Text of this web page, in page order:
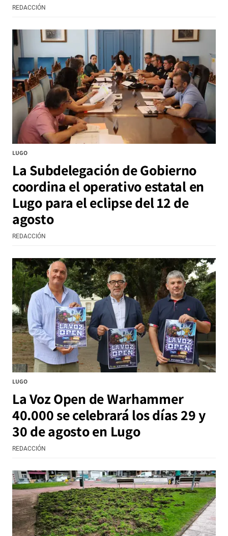
REDACCIÓN
LUGO
La Subdelegación de Gobierno
coordina el operativo estatal en
Lugo para el eclipse del 12 de
agosto
REDACCIÓN
LUGO
La Voz Open de Warhammer
40.000 se celebrará los días 29 y
30 de agosto en Lugo
REDACCIÓN